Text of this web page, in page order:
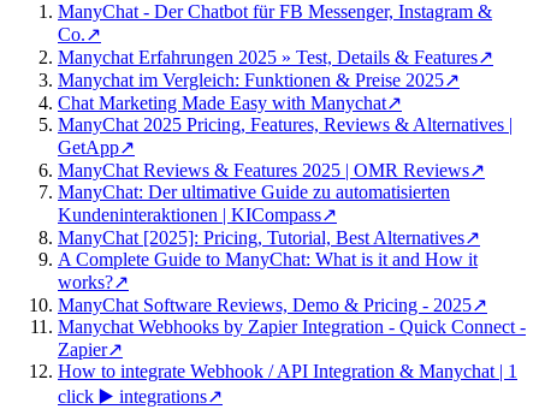
ManyChat - Der Chatbot für FB Messenger, Instagram &
Co.↗
Manychat Erfahrungen 2025 » Test, Details & Features↗
Manychat im Vergleich: Funktionen & Preise 2025↗
Chat Marketing Made Easy with Manychat↗
ManyChat 2025 Pricing, Features, Reviews & Alternatives |
GetApp↗
ManyChat Reviews & Features 2025 | OMR Reviews↗
ManyChat: Der ultimative Guide zu automatisierten
Kundeninteraktionen | KICompass↗
ManyChat [2025]: Pricing, Tutorial, Best Alternatives↗
A Complete Guide to ManyChat: What is it and How it
works?↗
ManyChat Software Reviews, Demo & Pricing - 2025↗
Manychat Webhooks by Zapier Integration - Quick Connect -
Zapier↗
How to integrate Webhook / API Integration & Manychat | 1
click ▶️ integrations↗